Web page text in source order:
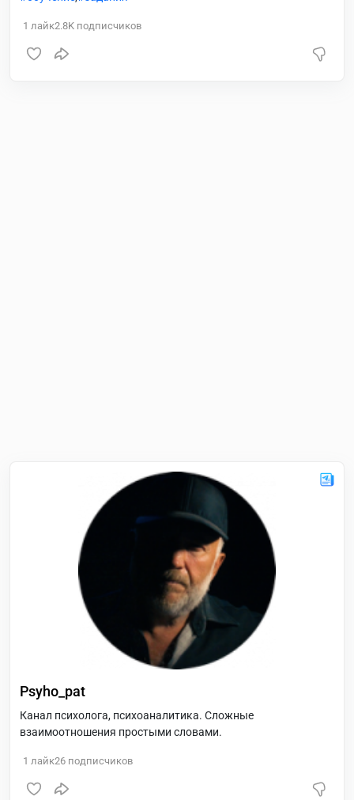
1 лайк2.8K подписчиков
Psyho_pat
Канал психолога, психоаналитика. Сложные
взаимоотношения простыми словами.
1 лайк26 подписчиков